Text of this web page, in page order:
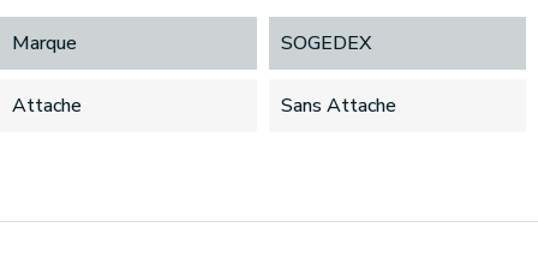
Marque SOGEDEX
Attache Sans Attache